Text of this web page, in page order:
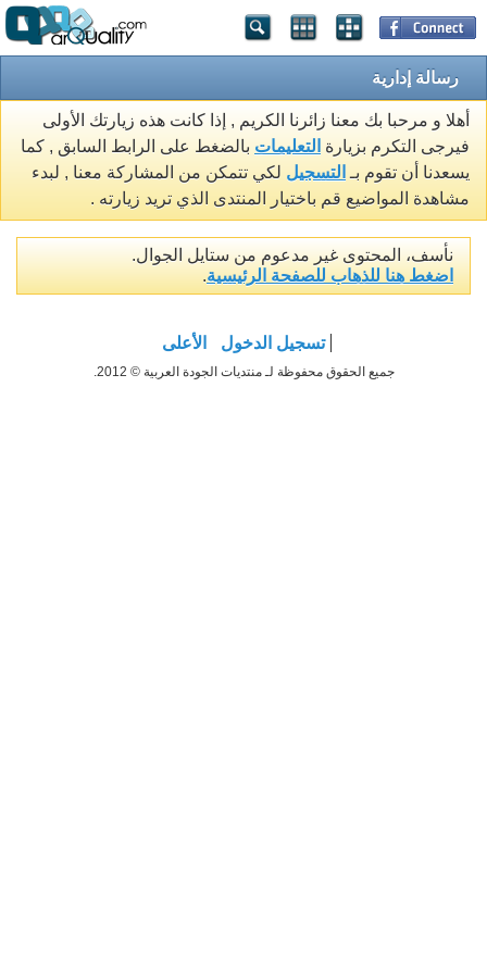
رسالة إدارية
أهلا و مرحبا بك معنا زائرنا الكريم , إذا كانت هذه زيارتك الأولى
فيرجى التكرم بزيارة التعليمات بالضغط على الرابط السابق , كما
يسعدنا أن تقوم بـ التسجيل لكي تتمكن من المشاركة معنا , لبدء
مشاهدة المواضيع قم باختيار المنتدى الذي تريد زيارته .
نأسف، المحتوى غير مدعوم من ستايل الجوال.
اضغط هنا للذهاب للصفحة الرئيسية.
تسجيل الدخول الأعلى
جميع الحقوق محفوظة لـ منتديات الجودة العربية © 2012.